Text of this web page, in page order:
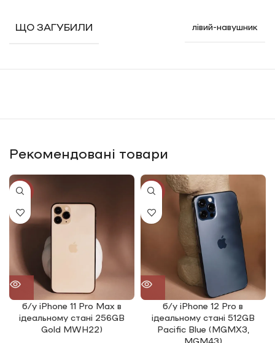
ЩО ЗАГУБИЛИ лівий-навушник
Рекомендовані товари
-25%
б/у iPhone 11 Pro Max в
ідеальному стані 256GB
Gold MWH22)
-20%
б/у iPhone 12 Pro в
ідеальному стані 512GB
Pacific Blue (MGMX3,
MGM43)